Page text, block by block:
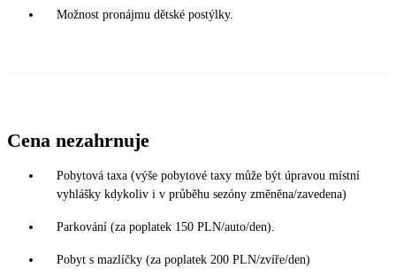
Možnost pronájmu dětské postýlky.
Cena nezahrnuje
Pobytová taxa (výše pobytové taxy může být úpravou místní
vyhlášky kdykoliv i v průběhu sezóny změněna/zavedena)
Parkování (za poplatek 150 PLN/auto/den).
Pobyt s mazlíčky (za poplatek 200 PLN/zvíře/den)